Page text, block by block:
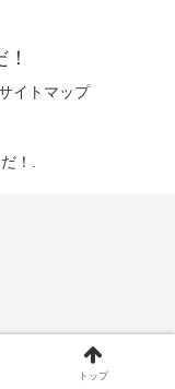
イトマップ
！.
トップ